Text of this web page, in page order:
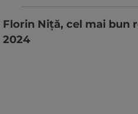
Florin Niță, cel mai bun
2024